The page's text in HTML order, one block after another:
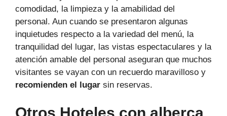
comodidad, la limpieza y la amabilidad del
personal. Aun cuando se presentaron algunas
inquietudes respecto a la variedad del menú, la
tranquilidad del lugar, las vistas espectaculares y la
atención amable del personal aseguran que muchos
visitantes se vayan con un recuerdo maravilloso y
recomienden el lugar sin reservas.